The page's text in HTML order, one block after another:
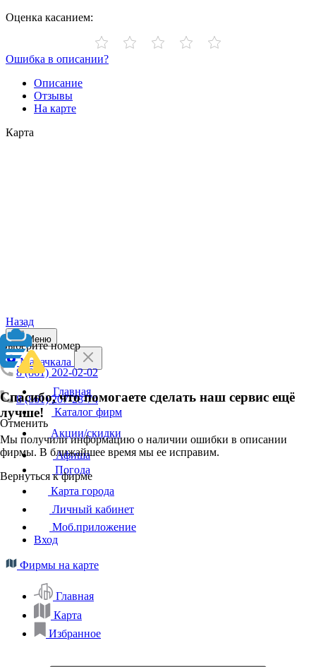
Оценка касанием:
Ошибка в описании?
Описание
Отзывы
На карте
Карта
Назад
Выберите номер
8 (861) 202-02-02
8 (861) 207-28-74
Отменить
Спасибо, что помогаете сделать наш сервис ещё
лучше!
Мы получили информацию о наличии ошибки в описании
фирмы. В ближайшее время мы ее исправим.
Вернуться к фирме
Меню
Махачкала
Главная
Каталог фирм
Акции/скидки
Афиша
Погода
Карта города
Личный кабинет
Моб.приложение
Вход
Фирмы на карте
Главная
Карта
Избранное